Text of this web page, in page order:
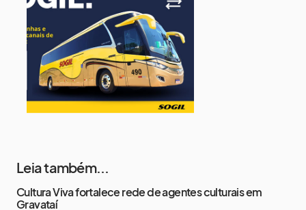
13 de agosto
13°
Leia também...
Cultura Viva fortalece rede de agentes culturais em
Gravataí